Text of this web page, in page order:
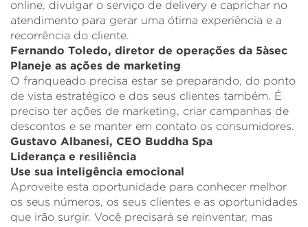
online, divulgar o serviço de delivery e caprichar no
atendimento para gerar uma ótima experiência e a
recorrência do cliente.
Fernando Toledo, diretor de operações da 5àsec
Planeje as ações de marketing
O franqueado precisa estar se preparando, do ponto
de vista estratégico e dos seus clientes também. É
preciso ter ações de marketing, criar campanhas de
descontos e se manter em contato os consumidores.
Gustavo Albanesi, CEO Buddha Spa
Liderança e resiliência
Use sua inteligência emocional
Aproveite esta oportunidade para conhecer melhor
os seus números, os seus clientes e as oportunidades
que irão surgir. Você precisará se reinventar, mas